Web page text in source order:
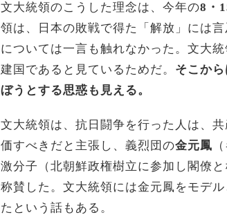
文大統領のこうした理念は、今年の8・
領は、日本の敗戦で得た「解放」には
については一言も触れなかった。文大
建国であると見ているためだ。 そこか
ぼうとする思惑も見える。
文大統領は、抗日闘争を行った人は、
価すべきだと主張し、義烈団の金元鳳
激分子（北朝鮮政権樹立に参加し閣僚
称賛した。文大統領には金元鳳をモデル
たという話もある。